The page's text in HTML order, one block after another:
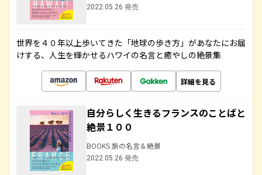
2022.05.26 発売
世界を４０年以上歩いてきた「地球の歩き方」があなたにお届
けする、人生を輝かせるハワイの名言と癒やしの絶景集
詳細を見る
自分らしく生きるフランスのことばと
絶景１００
BOOKS 旅の名言＆絶景
2022.05.26 発売